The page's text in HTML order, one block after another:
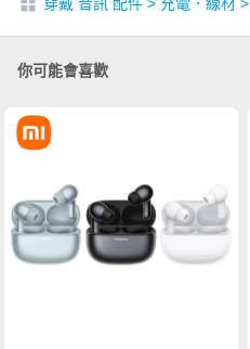
你可能會喜歡